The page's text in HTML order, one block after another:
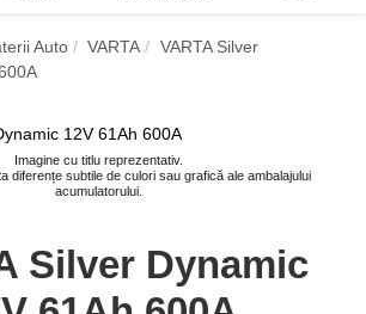
Auto VARTA
VARTA Silver
Imagine cu titlu reprezentativ.
diferențe subtile de culori sau grafică ale ambalajului
acumulatorului.
Silver Dynamic